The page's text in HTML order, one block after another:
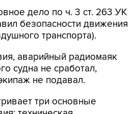
дело по ч. 3 ст. 263 УК
безопасности движения
транспорта).
аварийный радиомаяк
судна не сработал,
не подавал.
три основные